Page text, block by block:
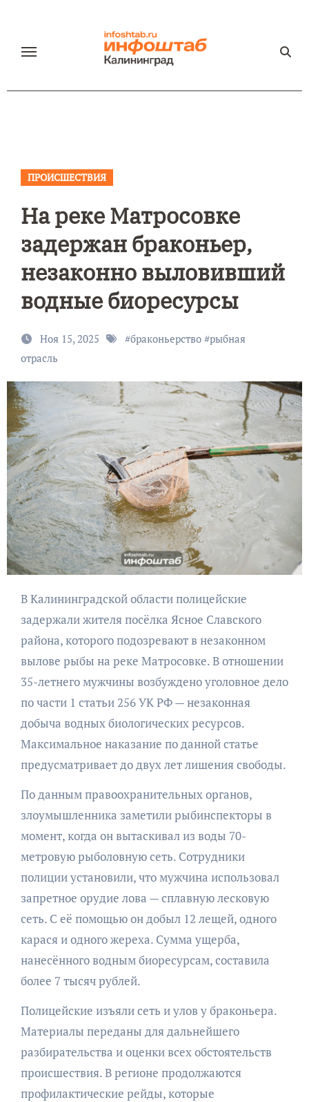
содержанию
ПРОИСШЕСТВИЯ
На реке Матросовке
задержан браконьер,
незаконно выловивший
водные биоресурсы
Ноя 15, 2025 #браконьерство#рыбная
отрасль
В Калининградской области полицейские
задержали жителя посёлка Ясное Славского
района, которого подозревают в незаконном
вылове рыбы на реке Матросовке. В отношении
35-летнего мужчины возбуждено уголовное дело
по части 1 статьи 256 УК РФ — незаконная
добыча водных биологических ресурсов.
Максимальное наказание по данной статье
предусматривает до двух лет лишения свободы.
По данным правоохранительных органов,
злоумышленника заметили рыбинспекторы в
момент, когда он вытаскивал из воды 70-
метровую рыболовную сеть. Сотрудники
полиции установили, что мужчина использовал
запретное орудие лова — сплавную лесковую
сеть. С её помощью он добыл 12 лещей, одного
карася и одного жереха. Сумма ущерба,
нанесённого водным биоресурсам, составила
более 7 тысяч рублей.
Полицейские изъяли сеть и улов у браконьера.
Материалы переданы для дальнейшего
разбирательства и оценки всех обстоятельств
происшествия. В регионе продолжаются
профилактические рейды, которые